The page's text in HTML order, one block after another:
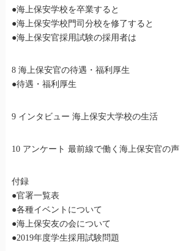
●海上保安学校を卒業すると
●海上保安学校門司分校を修了すると
●海上保安官採用試験の採用者は
8 海上保安官の待遇・福利厚生
●待遇・福利厚生
9 インタビュー 海上保安大学校の生活
10 アンケート 最前線で働く海上保安官の声
付録
●官署一覧表
●各種イベントについて
●海上保安友の会について
●2019年度学生採用試験問題